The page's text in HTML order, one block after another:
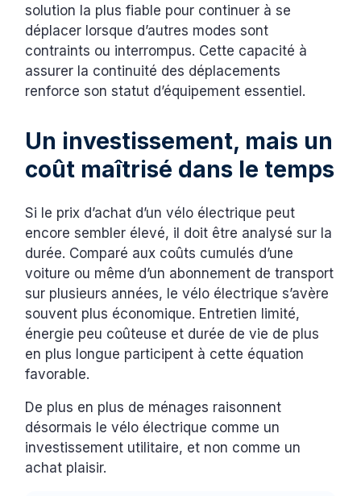
solution la plus fiable pour continuer à se
déplacer lorsque d’autres modes sont
contraints ou interrompus. Cette capacité à
assurer la continuité des déplacements
renforce son statut d’équipement essentiel.
Un investissement, mais un
coût maîtrisé dans le temps
Si le prix d’achat d’un vélo électrique peut
encore sembler élevé, il doit être analysé sur la
durée. Comparé aux coûts cumulés d’une
voiture ou même d’un abonnement de transport
sur plusieurs années, le vélo électrique s’avère
souvent plus économique. Entretien limité,
énergie peu coûteuse et durée de vie de plus
en plus longue participent à cette équation
favorable.
De plus en plus de ménages raisonnent
désormais le vélo électrique comme un
investissement utilitaire, et non comme un
achat plaisir.